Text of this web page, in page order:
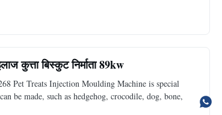
कुत्ता बिस्कुट निर्माता 89kw
Pet Treats Injection Moulding Machine is special
be made, such as hedgehog, crocodile, dog, bone,